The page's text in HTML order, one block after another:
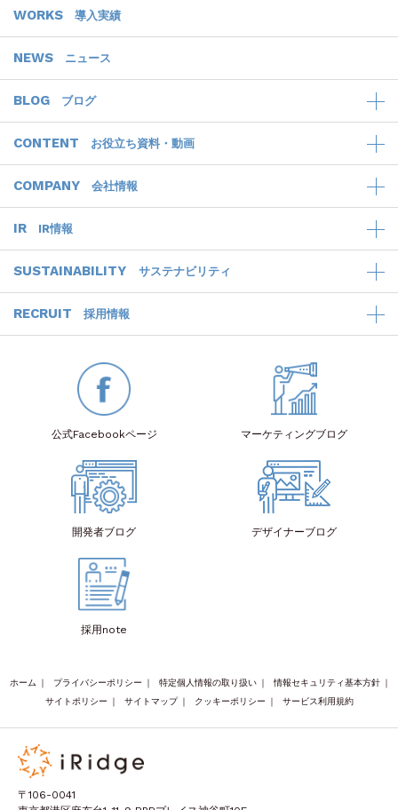
WORKS 導入実績
NEWS ニュース
BLOG ブログ
CONTENT お役立ち資料・動画
COMPANY 会社情報
IR IR情報
SUSTAINABILITY サステナビリティ
RECRUIT 採用情報
公式Facebookページ マーケティングブログ
開発者ブログ デザイナーブログ
採用note
ホーム ｜ プライバシーポリシー ｜ 特定個人情報の取り扱い ｜ 情報セキュリティ基本方針 ｜
サイトポリシー
｜ サイトマップ ｜ クッキーポリシー ｜ サービス利用規約
〒106-0041